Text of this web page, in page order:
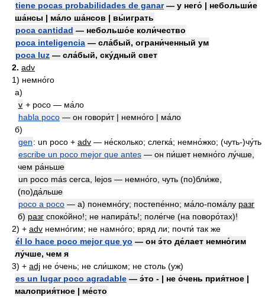
tiene pocas probabilidades de ganar— у него́ | небольши́е
ша́нсы | ма́ло ша́нсов | вы́играть
poca cantidad — небольшо́е коли́чество
poca inteligencia — сла́бый, ограни́ченный ум
poca luz — сла́бый, ску́дный свет
2. adv
1) немно́го
а)
v + poco — ма́ло
habla poco — он говори́т | немно́го | ма́ло
б)
gen: un poco + adv — не́сколько; слегка́; немно́жко; (чуть-)чу́ть
escribe un poco mejor que antes — он пи́шет немно́го лу́чше,
чем ра́ньше
un poco más cerca, lejos — немно́го, чуть (по)бли́же,
(по)да́льше
poco a poco — а) понемно́гу; постепе́нно; ма́ло-пома́лу разг
б) разг споко́йно!; не напира́ть!; поле́гче (на поворо́тах)!
2) + adv немно́гим; не намно́го; вряд ли; почти́ так же
él lo hace poco mejor que yo — он э́то де́лает немно́гим
лу́чше, чем я
3) + adj не о́чень; не сли́шком; не столь (уж)
es un lugar poco agradable — э́то - | не о́чень прия́тное |
малоприя́тное | ме́сто